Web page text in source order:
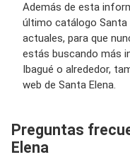
Además de esta
último catálogo Santa
actuales, para que
estás buscando más
Ibagué o alrededor,
web de Santa Elena.
Preguntas
Elena